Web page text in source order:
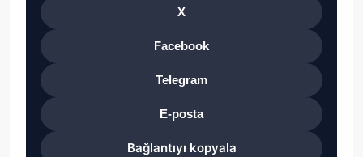
X
Facebook
Telegram
E-posta
Bağlantıyı kopyala